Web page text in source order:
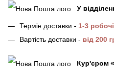
У
Термін доставки - 1-3
Вартість доставки - від 200
Кур'єром